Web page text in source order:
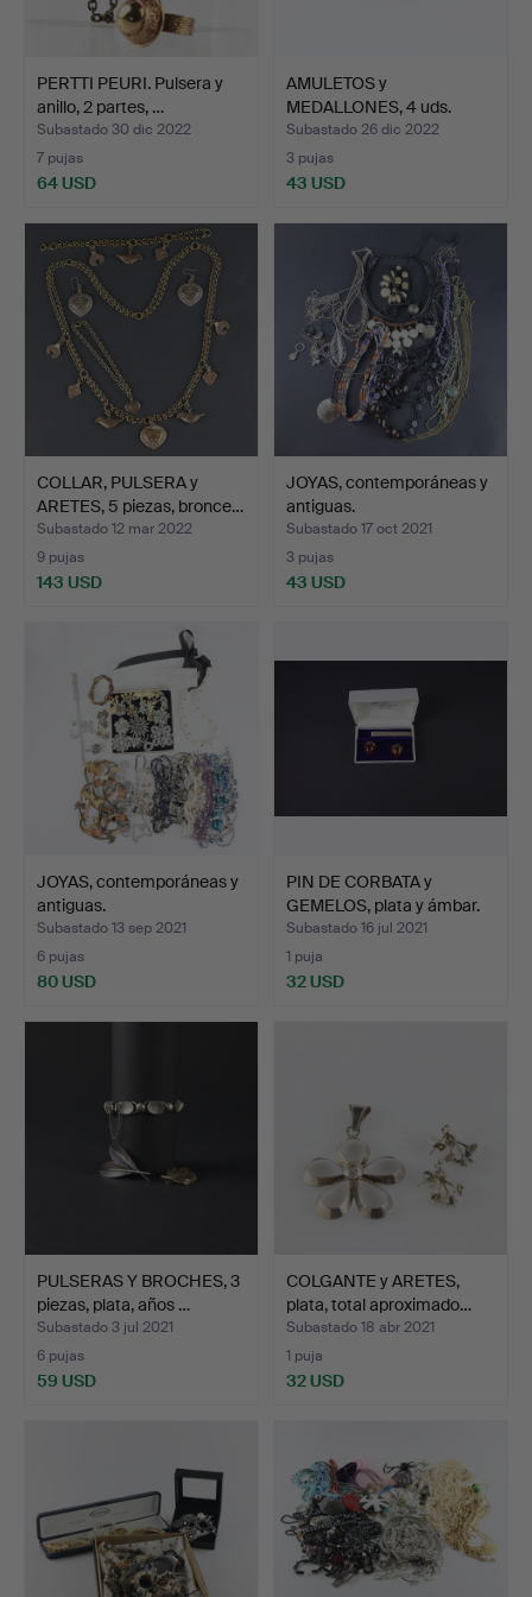
PERTTI PEURI. Pulsera y
anillo, 2 partes, …
Subastado 30 dic 2022
7 pujas
64 USD
AMULETOS y
MEDALLONES, 4 uds.
metal, esmal…
Subastado 26 dic 2022
3 pujas
43 USD
COLLAR, PULSERA y
ARETES, 5 piezas, bronce…
Subastado 12 mar 2022
9 pujas
143 USD
JOYAS, contemporáneas y
antiguas.
Subastado 17 oct 2021
3 pujas
43 USD
JOYAS, contemporáneas y
antiguas.
Subastado 13 sep 2021
6 pujas
80 USD
PIN DE CORBATA y
GEMELOS, plata y ámbar.
Subastado 16 jul 2021
1 puja
32 USD
PULSERAS Y BROCHES, 3
piezas, plata, años …
Subastado 3 jul 2021
6 pujas
59 USD
COLGANTE y ARETES,
plata, total aproximado…
Subastado 18 abr 2021
1 puja
32 USD